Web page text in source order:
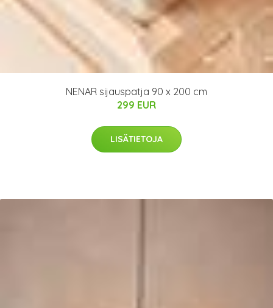
NENAR sijauspatja 90 x 200 cm
299 EUR
LISÄTIETOJA